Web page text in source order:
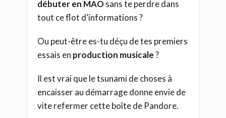
débuter en MAOsans te perdre dans
tout ce flot d’informations ?
Ou peut-être es-tu déçu de tes premiers
essais en production musicale?
Il est vrai que le tsunami de choses à
encaisser au démarrage donne envie de
vite refermer cette boîte de Pandore.